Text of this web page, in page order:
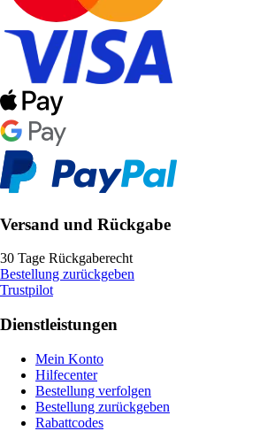
Versand und Rückgabe
30 Tage Rückgaberecht
Bestellung zurückgeben
Trustpilot
Dienstleistungen
Mein Konto
Hilfecenter
Bestellung verfolgen
Bestellung zurückgeben
Rabattcodes